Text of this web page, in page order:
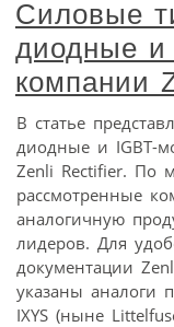
Силовые
диодные и
компании
В статье
диодные и IGBT-
Zenli Rectifier. По
рассмотренные
аналогичную
лидеров. Для
документации
указаны аналоги
IXYS (ныне